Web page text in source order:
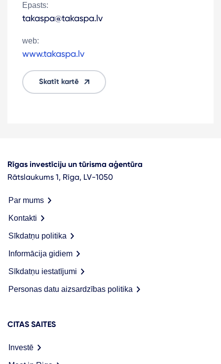
Epasts:
takaspa@takaspa.lv
web:
www.takaspa.lv
Skatīt kartē
Rīgas investīciju un tūrisma aģentūra
Rātslaukums 1, Rīga, LV-1050
Par mums
Kontakti
Sīkdatņu politika
Informācija gidiem
Sīkdatņu iestatījumi
Personas datu aizsardzības politika
CITAS SAITES
Investē